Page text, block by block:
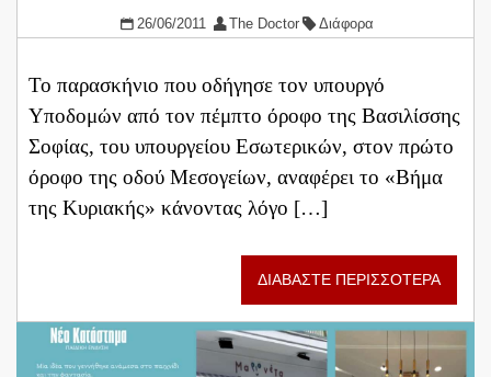
26/06/2011 The Doctor Διάφορα
Το παρασκήνιο που οδήγησε τον υπουργό
Υποδομών από τον πέμπτο όροφο της Βασιλίσσης
Σοφίας, του υπουργείου Εσωτερικών, στον πρώτο
όροφο της οδού Μεσογείων, αναφέρει το «Βήμα
της Κυριακής» κάνοντας λόγο […]
ΔΙΑΒΑΣΤΕ ΠΕΡΙΣΣΟΤΕΡΑ